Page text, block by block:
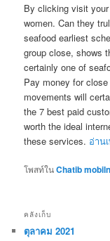
By clicking visit
women. Can they
seafood earliest
group close, shows
certainly one of
Pay money for
movements will
the 7 best paid
worth the ideal
these services. อ่าน
โพสท์ในChatib
คลังเก็บ
ตุลาคม 2021